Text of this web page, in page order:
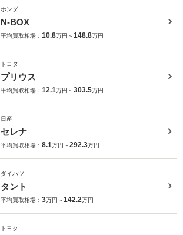
ホンダ
N-BOX
平均買取相場： 10.8万円～148.8万円
トヨタ
プリウス
平均買取相場： 12.1万円～303.5万円
日産
セレナ
平均買取相場： 8.1万円～292.3万円
ダイハツ
タント
平均買取相場： 3万円～142.2万円
トヨタ